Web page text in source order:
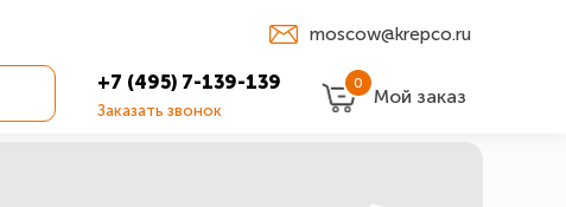
moscow@krepco.ru
+7 (495) 7-139-139
Заказать звонок
0
Мой заказ